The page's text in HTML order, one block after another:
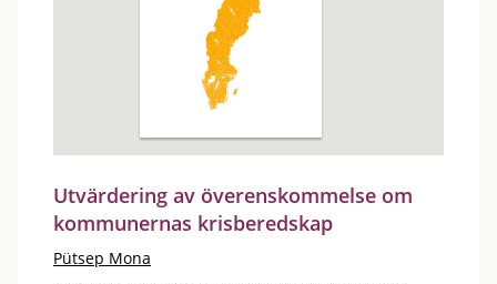
Utvärdering av överenskommelse om
kommunernas krisberedskap
Pütsep Mona